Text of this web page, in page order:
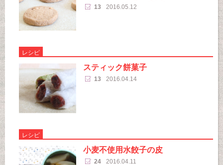
13 2016.05.12
レシピ
スティック餅菓子
13 2016.04.14
レシピ
小麦不使用水餃子の皮
24 2016.04.11